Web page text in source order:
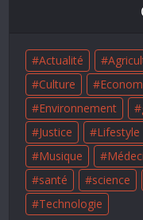
Actualité
Culture
Environnement
Justice
Lifestyle
Musique
santé
science
Technologie